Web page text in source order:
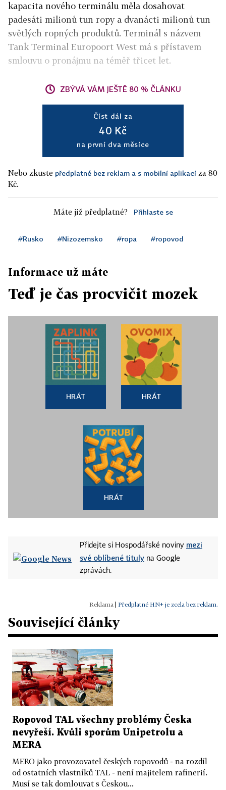
kapacita nového terminálu měla dosahovat
padesáti milionů tun ropy a dvanácti milionů tun
světlých ropných produktů. Terminál s názvem
Tank Terminal Europoort West má s přístavem
smlouvu o pronájmu na téměř třicet let.
ZBÝVÁ VÁM JEŠTĚ 80 % ČLÁNKU
Číst dál za
40 Kč
na první dva měsíce
Nebo zkuste předplatné bez reklam a s mobilní aplikací za 80
Kč.
Máte již předplatné? Přihlaste se
#Rusko #Nizozemsko #ropa #ropovod
Informace už máte
Teď je čas procvičit mozek
HRÁT HRÁT
HRÁT
Přidejte si Hospodářské noviny mezi
své oblíbené tituly na Google
zprávách.
Předplatné HN+ je zcela bez reklam.
Související články
Ropovod TAL všechny problémy Česka
nevyřeší. Kvůli sporům Unipetrolu a
MERA
MERO jako provozovatel českých ropovodů - na rozdíl
od ostatních vlastníků TAL - není majitelem rafinerií.
Musí se tak domlouvat s Českou...